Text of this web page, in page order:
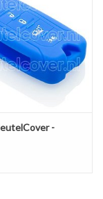
-